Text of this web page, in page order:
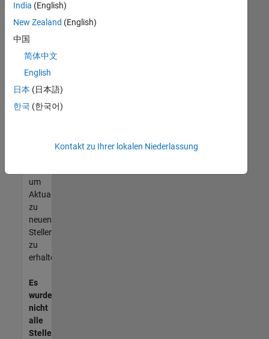
offenen
Stellen
können,
die
Ihren
entsprechen,
werden
unseres
um
Aktualisierungen
zu
neuen
Stellenangeboten
zu
erhalten.
Es
wurden
nicht
alle
Stellen
India (English)
New Zealand (English)
中国
简体中文
English
日本 (日本語)
한국 (한국어)
Kontakt zu Ihrer lokalen Niederlassung